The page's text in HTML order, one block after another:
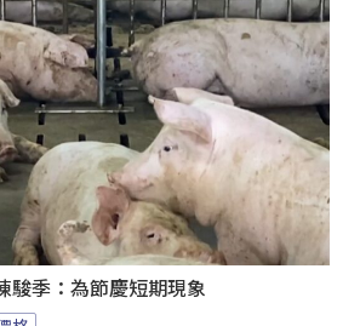
駿季：為節慶短期現象